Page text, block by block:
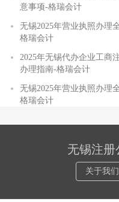
意事项-格瑞会计
无锡2025年营业执照办理
格瑞会计
2025年无锡代办企业工商
办理指南-格瑞会计
无锡2025年营业执照办理
格瑞会计
无锡注册
关于我们